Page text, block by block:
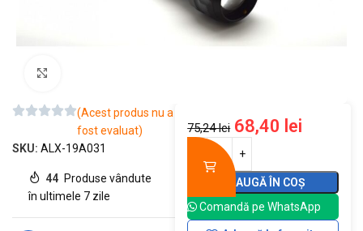
(Acest produs nu a
fost evaluat)
SKU: ALX-19A031
44 Produse vândute
în ultimele 7 zile
75,24lei 68,40 lei
ADAUGĂ ÎN COȘ
Comandă pe WhatsApp